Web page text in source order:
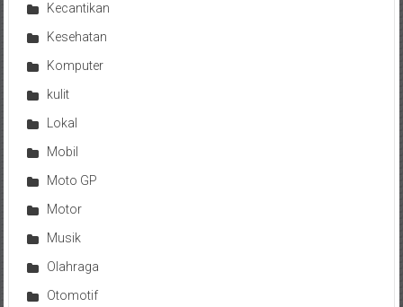
Kecantikan
Kesehatan
Komputer
kulit
Lokal
Mobil
Moto GP
Motor
Musik
Olahraga
Otomotif